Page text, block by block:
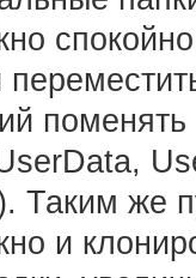
поменять
Таким же
и